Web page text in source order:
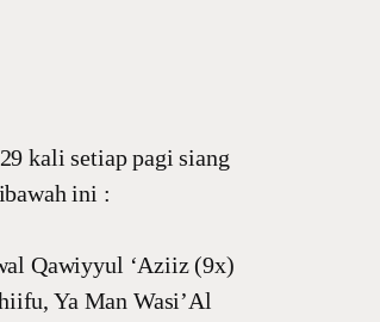
kali setiap pagi siang
ini :
Qawiyyul ‘Aziiz (9x)
Ya Man Wasi’Al